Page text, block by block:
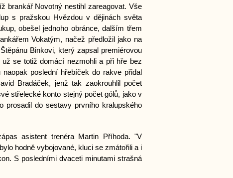
brankář Novotný nestihl zareagovat. Vše
s pražskou Hvězdou v dějinách světa
obešel jednoho obránce, dalším třem
Vokatým, načež předložil jako na
Binkovi, který zapsal premiérovou
se totiž domácí nezmohli a při hře bez
poslední hřebíček do rakve přidal
Bradáček, jenž tak zaokrouhlil počet
střelecké konto stejný počet gólů, jako v
prosadil do sestavy prvního kralupského
asistent trenéra Martin Příhoda. "V
hodně vybojované, kluci se zmátořili a i
S posledními dvaceti minutami strašná